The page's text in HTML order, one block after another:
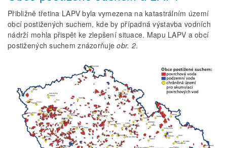
Přibližně třetina LAPV byla vymezena na katastrálním území
obcí postižených suchem, kde by případná výstavba vodních
nádrží mohla přispět ke zlepšení situace. Mapu LAPV a obcí
postižených suchem znázorňujeobr. 2.